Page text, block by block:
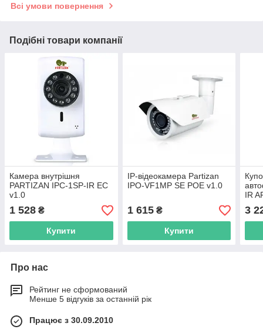
Всі умови повернення
Подібні товари компанії
Камера внутрішня
PARTIZAN IPC-1SP-IR EC
v1.0
1 528 ₴
Купити
IP-відеокамера Partizan
IPO-VF1MP SE POE v1.0
1 615₴
Купити
IR
3
Про нас
Рейтинг не сформований
Менше 5 відгуків за останній рік
Працює з 30.09.2010